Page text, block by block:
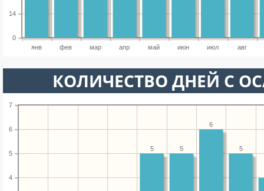
янв фев мар апр май июн июл авг
0
14
КОЛИЧЕСТВО ДНЕЙ С
4
5
6
7
5
6
5
5